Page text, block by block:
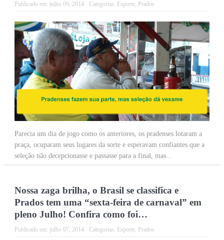
Publicado em: julho 09, 2014 Categorias: Esporte, Prados
Parecia um dia de jogo como os anteriores, os pradenses lotaram a
praça, ocuparam seus lugares da sorte e esperavam confiantes que a
seleção não decepcionasse e passasse para a final, mas...
Nossa zaga brilha, o Brasil se classifica e
Prados tem uma “sexta-feira de carnaval” em
pleno Julho! Confira como foi…
Publicado em: julho 07, 2014 Categorias: Esporte, Prados